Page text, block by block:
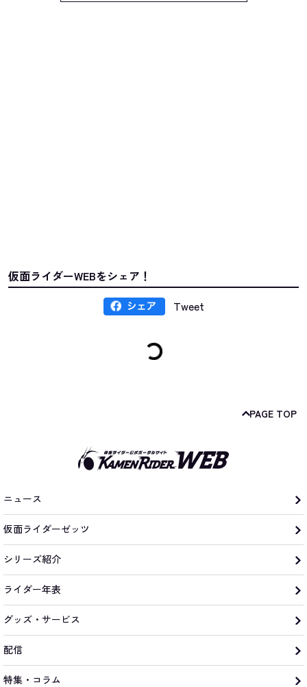
仮面ライダーWEBをシェア！
Tweet
PAGE TOP
ニュース
仮面ライダーゼッツ
シリーズ紹介
ライダー年表
グッズ・サービス
配信
特集・コラム